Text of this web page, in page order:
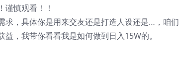
慎观看！！
求，具体你是用来交友还是打造人设还是…，咱们
，我带你看看我是如何做到日入15W的。